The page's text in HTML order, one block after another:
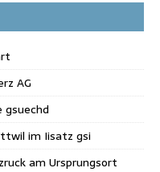
AG
im Iisatz gsi
am Ursprungsort